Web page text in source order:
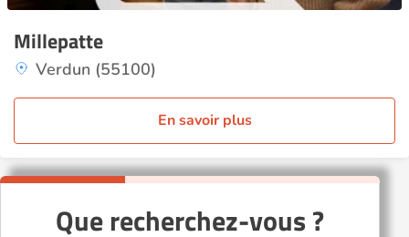
Millepatte
Verdun (55100)
En savoir plus
Que recherchez-vous ?